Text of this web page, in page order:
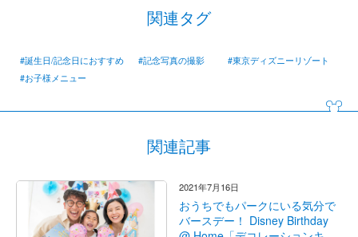
関連タグ
#誕生日/記念日におすすめ #記念写真の撮影
#東京ディズニーリゾート
#お子様メニュー
関連記事
2021年7月16日
おうちでもパークにいる気分で
バースデー！ Disney Birthday